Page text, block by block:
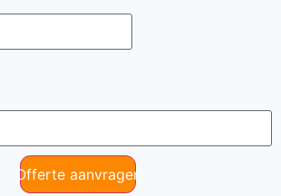
Offerte aanvragen